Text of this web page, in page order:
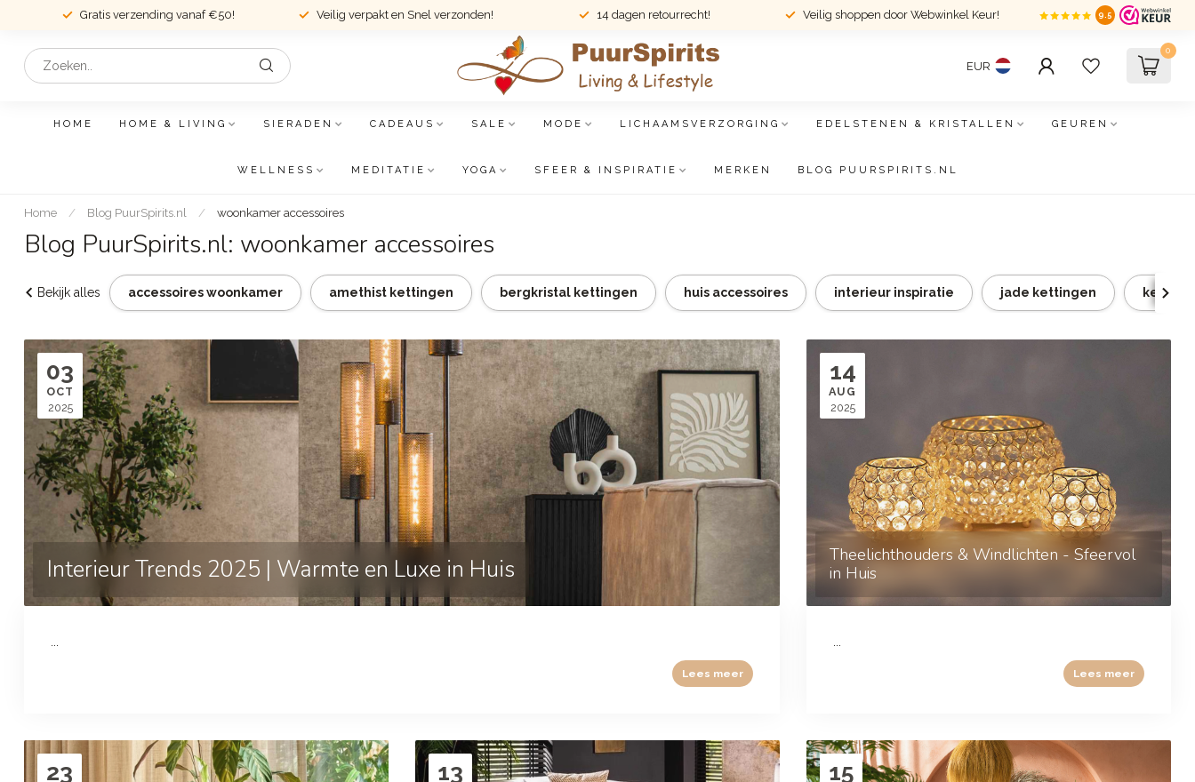
Gratis verzending vanaf €50! Veilig verpakt en Snel verzonden! 14 dagen retourrecht! Veilig shoppen door Webwinkel Keur! 9.5
EUR
0
HOME HOME & LIVING SIERADEN CADEAUS SALE MODE LICHAAMSVERZORGING EDELSTENEN & KRISTALLEN GEUREN
WELLNESS MEDITATIE YOGA SFEER & INSPIRATIE MERKEN BLOG PUURSPIRITS.NL
Home / Blog PuurSpirits.nl / woonkamer accessoires
Blog PuurSpirits.nl: woonkamer accessoires
Bekijk alles accessoires woonkamer amethist kettingen bergkristal kettingen huis accessoires interieur inspiratie jade kettingen ketting
03
OCT
2025
Interieur Trends 2025 | Warmte en Luxe in Huis
Lees meer
14
AUG
2025
Theelichthouders & Windlichten - Sfeervol
in Huis
Lees meer
23 13 15